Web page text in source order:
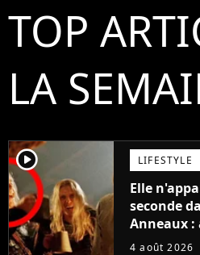
TOP
LA
player2 LIFESTYLE
Elle
seconde
Anneaux :
cette
4 août 2026